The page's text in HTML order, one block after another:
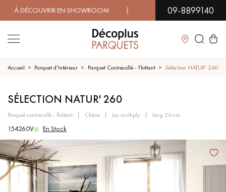
EN SHOWROOM | DISPONIBILITÉ IMMÉDIATE
09-8899140
Fermer
LES RECHERCHES LES PLUS COURANTES
PARQUET MASSIF
SOL PLAQUÉ BOIS VERITABLES
PARQUETS À MOTIFS
TRADITIONNELS
PARQUET EN BOIS EXOTIQUE PARQUET VERNIS
Accueil Parquet d'Intérieur Parquet Contrecollé - Flottant Sélection NATUR' 260
SÉLECTION NATUR' 260
parquet contrecollé - flottant chêne les multiply larg 26 cm
154260V En Stock